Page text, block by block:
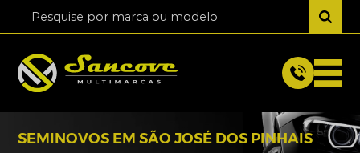
SEMINOVOS EM SÃO JOSÉ DOS PINHAIS